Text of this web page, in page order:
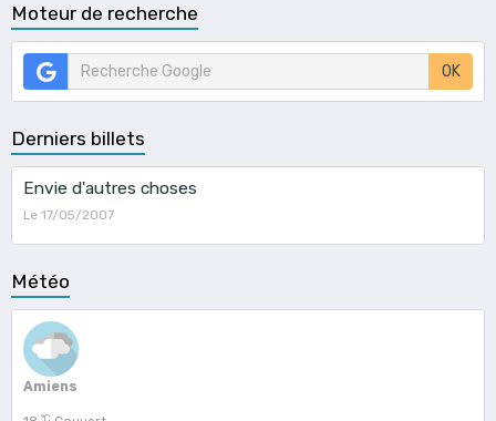
Moteur de recherche
OK
Derniers billets
Envie d'autres choses
Le 17/05/2007
Météo
Amiens
°C